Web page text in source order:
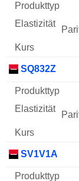
SQ832Z
SV1V1A